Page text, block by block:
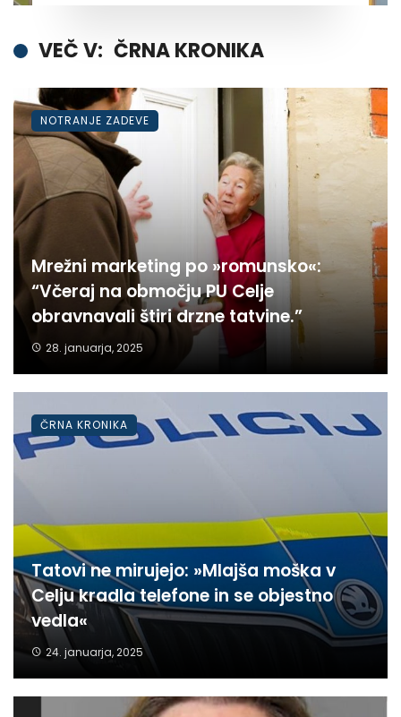
VEČ V: ČRNA KRONIKA
Mrežni marketing po »romunsko«:
“Včeraj na območju PU Celje
obravnavali štiri drzne tatvine.”
28. januarja, 2025
NOTRANJE ZADEVE
Tatovi ne mirujejo: »Mlajša moška v
Celju kradla telefone in se objestno
vedla«
24. januarja, 2025
ČRNA KRONIKA